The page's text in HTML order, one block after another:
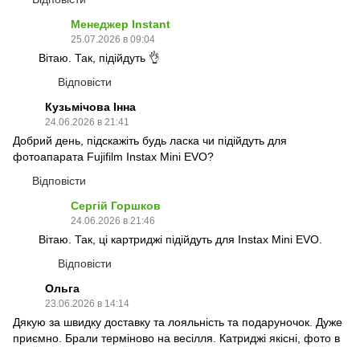
Менеджер Instant
25.07.2026 в 09:04
Вітаю. Так, підійдуть 👌
Відповісти
Кузьмічова Інна
24.06.2026 в 21:41
Добрий день, підскажіть будь ласка чи підійдуть для
фотоапарата Fujifilm Instax Mini EVO?
Відповісти
Сергій Горшков
24.06.2026 в 21:46
Вітаю. Так, ці картриджі підійдуть для Instax Mini EVO.
Відповісти
Ольга
23.06.2026 в 14:14
Дякую за швидку доставку та лояльність та подаруночок. Дуже
приємно. Брали терміново на весілля. Катриджі якісні, фото в